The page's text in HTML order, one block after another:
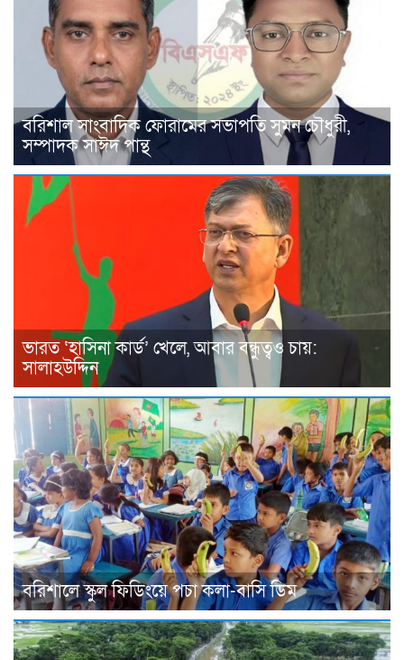
বরিশাল সাংবাদিক ফোরামের সভাপতি সুমন চৌধুরী,
সম্পাদক সাঈদ পান্থ
ভারত ‘হাসিনা কার্ড’ খেলে, আবার বন্ধুত্বও চায়:
সালাহউদ্দিন
বরিশালে স্কুল ফিডিংয়ে পচা কলা-বাসি ডিম